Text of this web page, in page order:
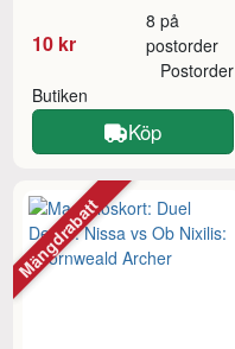
10 kr
8 på
postorder
Butiken
Postorder
Köp
Mängdrabatt